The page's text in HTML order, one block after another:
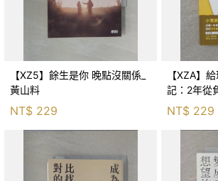
【XZ5】餘生是你 晚點沒關係_
黃山料
NT$ 229
【XZA】
記：2年從
萬，ETF讓
鐵蛋
NT$ 229